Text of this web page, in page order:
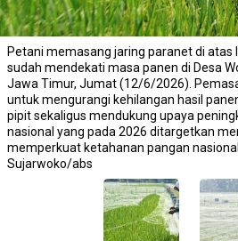
Petani memasang jaring paranet di atas
sudah mendekati masa panen di Desa
Jawa Timur, Jumat (12/6/2026).
untuk mengurangi kehilangan hasil
pipit sekaligus mendukung upaya
nasional yang pada 2026 ditargetkan
memperkuat ketahanan pangan
Sujarwoko/abs